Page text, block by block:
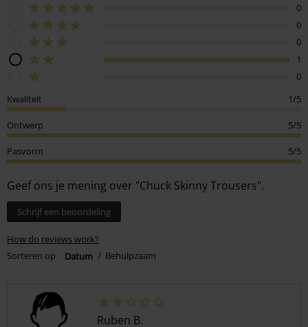
0
0
0
1
0
Kwaliteit
1/5
Ontwerp 5/5
Pasvorm 5/5
Geef ons je mening over "Chuck Skinny Trousers".
Schrijf een beoordeling
How do reviews work?
Sorteren op
Datum Behulpzaam
Ruben B.